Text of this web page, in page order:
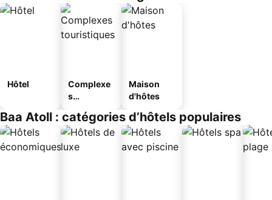
Hôtel
Complexe
s
s
Maison
d'hôtes
Baa Atoll : catégories d’hôtels populaires